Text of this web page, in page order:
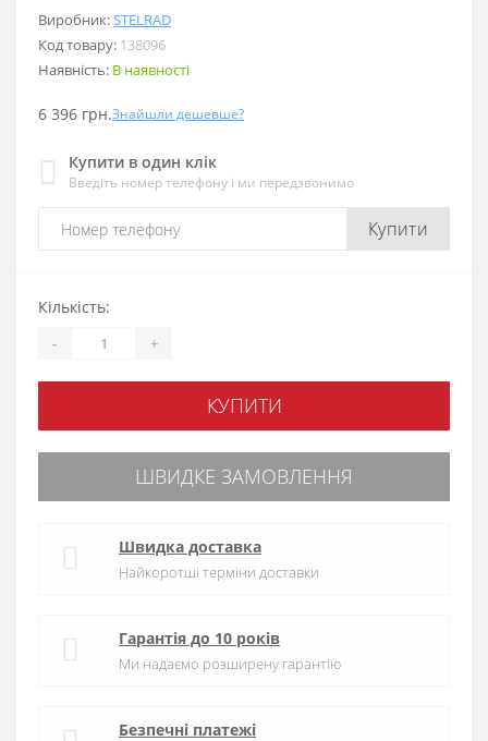
Виробник:STELRAD
Код товару: 138096
Наявність: В наявності
6 396 грн.Знайшли дешевше?
Купити в один клік
Введіть номер телефону і ми передзвонимо
Купити
Кількість:
- +
КУПИТИ
ШВИДКЕ ЗАМОВЛЕННЯ
Швидка доставка
Найкоротші терміни доставки
Гарантія до 10 років
Ми надаємо розширену гарантію
Безпечні платежі